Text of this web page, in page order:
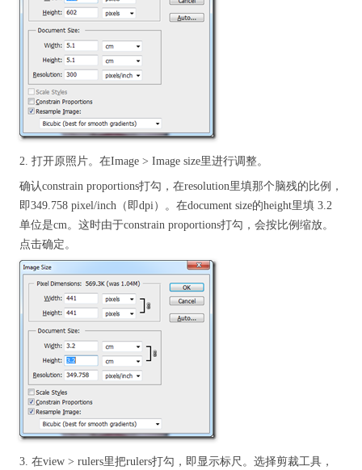
2. 打开原照片。在Image > Image size里进行调整。
确认constrain proportions打勾，在resolution里填那个脑残的比例，
即349.758 pixel/inch（即dpi）。在document size的height里填 3.2
单位是cm。这时由于constrain proportions打勾，会按比例缩放。
点击确定。
3. 在view > rulers里把rulers打勾，即显示标尺。选择剪裁工具，